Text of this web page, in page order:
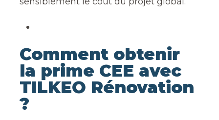
Comment obtenir
la prime CEE avec
TILKEO Rénovation
?